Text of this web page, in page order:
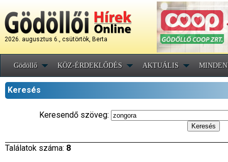
2026. augusztus 6., csütörtök, Berta
Gödöllő KÖZ-ÉRDEKLŐDÉS AKTUÁLIS
Keresés
Keresendő szöveg:
Találatok száma: 8